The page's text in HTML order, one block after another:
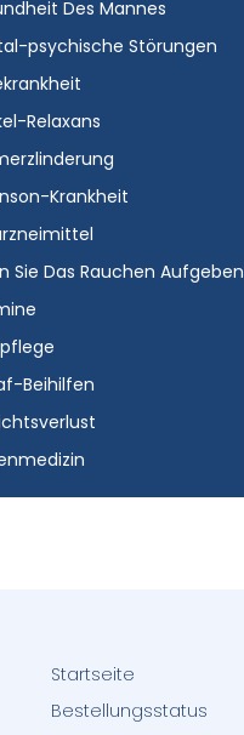
Des Mannes
psychische Störungen
Relaxans
Krankheit
Sie Das Rauchen Aufgeben
Beihilfen
Startseite
Bestellungsstatus